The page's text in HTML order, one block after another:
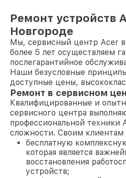
Ремонт устройств
Новгороде
Мы, сервисный центр Acer
более 5 лет осуществляем
послегарантийное
Наши безусловные
доступные цены,
Ремонт в сервисном
Квалифицированные и
сервисного центра
профессиональной техники
сложности. Своим клиентам
бесплатную
которая является
восстановления
устройств;